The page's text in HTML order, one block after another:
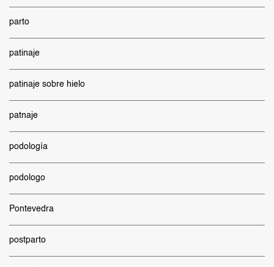
parto
patinaje
patinaje sobre hielo
patnaje
podología
podologo
Pontevedra
postparto